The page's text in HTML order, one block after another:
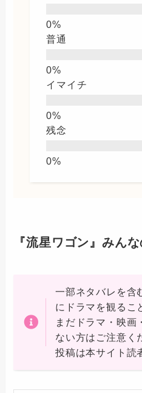
普通
イマイチ
残念
『流星ワゴン』みん
一部ネタバレを含
にドラマを観るこ
まだドラマ・映画
ない方はご注意く
投稿は本サイト読